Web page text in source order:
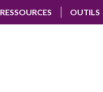
RESSOURCES OUTILS